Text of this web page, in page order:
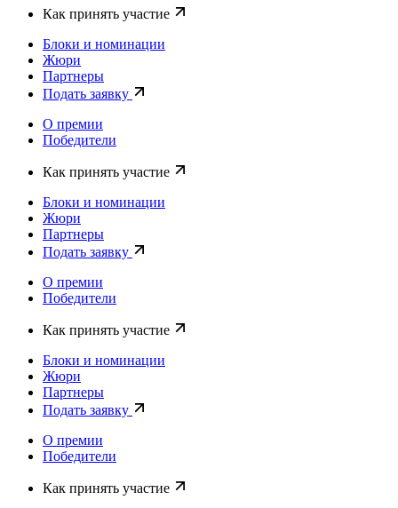
Как принять участие
Блоки и номинации
Жюри
Партнеры
Подать заявку
О премии
Победители
Как принять участие
Блоки и номинации
Жюри
Партнеры
Подать заявку
О премии
Победители
Как принять участие
Блоки и номинации
Жюри
Партнеры
Подать заявку
О премии
Победители
Как принять участие